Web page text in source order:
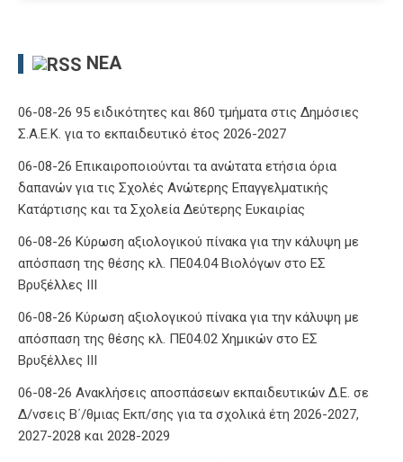
ΝΈΑ
06-08-26 95 ειδικότητες και 860 τμήματα στις Δημόσιες
Σ.Α.Ε.Κ. για το εκπαιδευτικό έτος 2026-2027
06-08-26 Επικαιροποιούνται τα ανώτατα ετήσια όρια
δαπανών για τις Σχολές Ανώτερης Επαγγελματικής
Κατάρτισης και τα Σχολεία Δεύτερης Ευκαιρίας
06-08-26 Κύρωση αξιολογικού πίνακα για την κάλυψη με
απόσπαση της θέσης κλ. ΠΕ04.04 Βιολόγων στο ΕΣ
Βρυξέλλες ΙΙΙ
06-08-26 Κύρωση αξιολογικού πίνακα για την κάλυψη με
απόσπαση της θέσης κλ. ΠΕ04.02 Χημικών στο ΕΣ
Βρυξέλλες ΙΙΙ
06-08-26 Ανακλήσεις αποσπάσεων εκπαιδευτικών Δ.Ε. σε
Δ/νσεις Β΄/θμιας Εκπ/σης για τα σχολικά έτη 2026-2027,
2027-2028 και 2028-2029